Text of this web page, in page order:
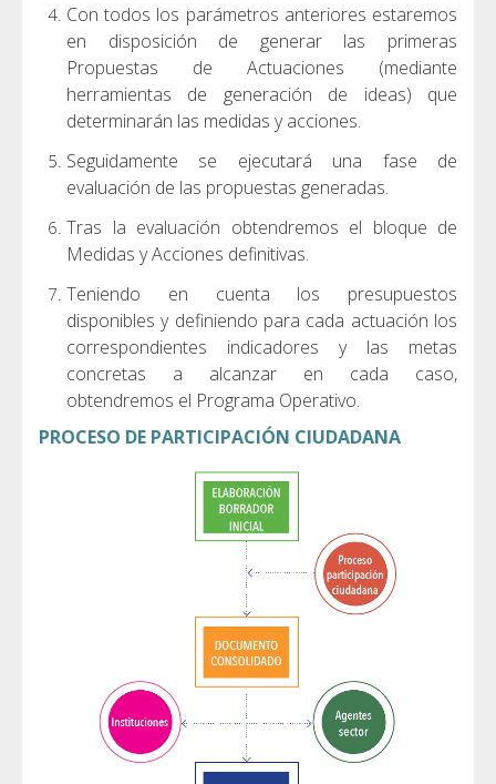
Con todos los parámetros anteriores estaremos
en disposición de generar las primeras
Propuestas de Actuaciones (mediante
herramientas de generación de ideas) que
determinarán las medidas y acciones.
Seguidamente se ejecutará una fase de
evaluación de las propuestas generadas.
Tras la evaluación obtendremos el bloque de
Medidas y Acciones definitivas.
Teniendo en cuenta los presupuestos
disponibles y definiendo para cada actuación los
correspondientes indicadores y las metas
concretas a alcanzar en cada caso,
obtendremos el Programa Operativo.
PROCESO DE PARTICIPACIÓN CIUDADANA